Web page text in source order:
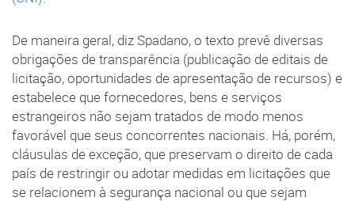
De maneira geral, diz Spadano, o texto prevê diversas
obrigações de transparência (publicação de editais de
licitação, oportunidades de apresentação de recursos) e
estabelece que fornecedores, bens e serviços
estrangeiros não sejam tratados de modo menos
favorável que seus concorrentes nacionais. Há, porém,
cláusulas de exceção, que preservam o direito de cada
país de restringir ou adotar medidas em licitações que
se relacionem à segurança nacional ou que sejam